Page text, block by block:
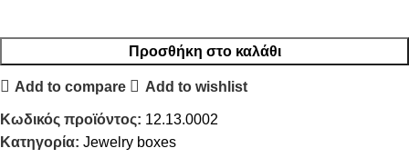
Προσθήκη στο καλάθι
Add to compare Add to wishlist
Κωδικός προϊόντος: 12.13.0002
Κατηγορία: Jewelry boxes